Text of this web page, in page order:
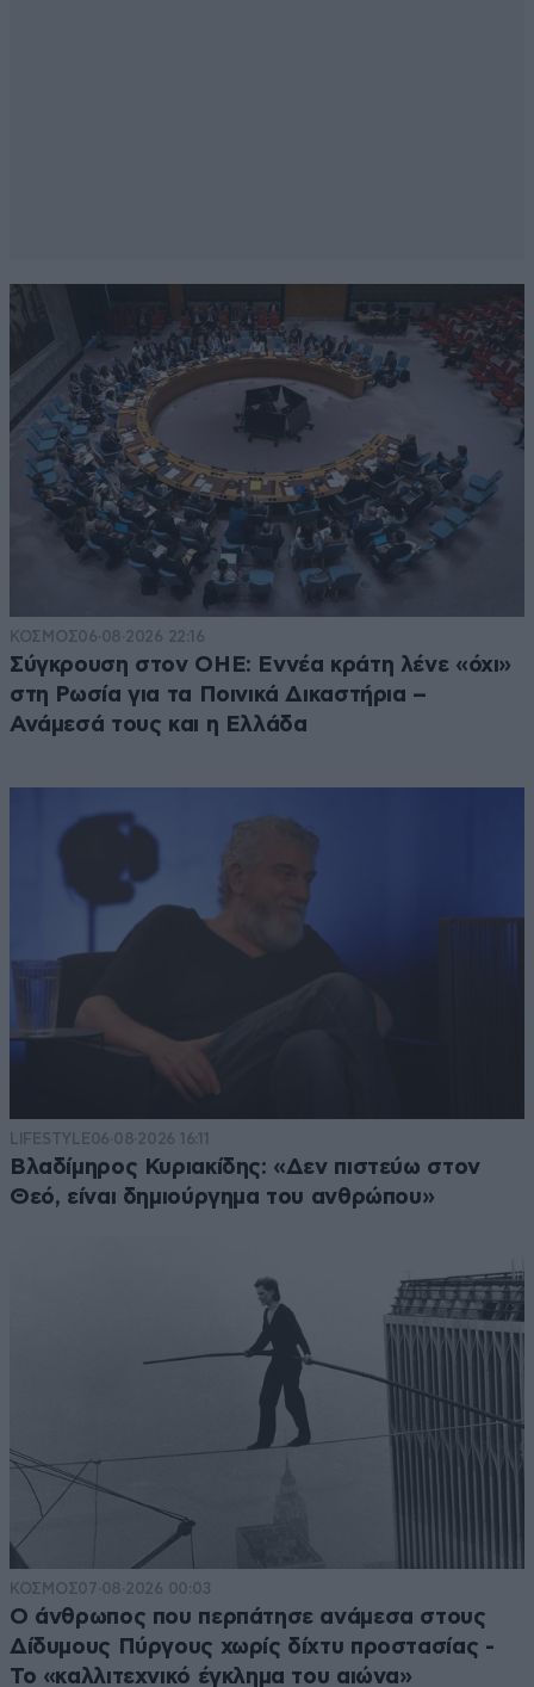
ΚΟΣΜΟΣ06·08·2026 22:16
Σύγκρουση στον ΟΗΕ: Εννέα κράτη λένε «όχι»
στη Ρωσία για τα Ποινικά Δικαστήρια –
Ανάμεσά τους και η Ελλάδα
LIFESTYLE06·08·2026 16:11
Βλαδίμηρος Κυριακίδης: «Δεν πιστεύω στον
Θεό, είναι δημιούργημα του ανθρώπου»
ΚΟΣΜΟΣ07·08·2026 00:03
Ο άνθρωπος που περπάτησε ανάμεσα στους
Δίδυμους Πύργους χωρίς δίχτυ προστασίας -
Το «καλλιτεχνικό έγκλημα του αιώνα»